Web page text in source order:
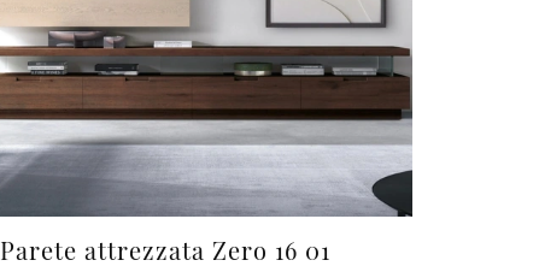
Parete attrezzata Zero 16 01